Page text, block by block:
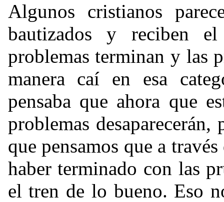
Algunos cristianos
bautizados y reciben
problemas terminan y las
manera caí en esa
pensaba que ahora que
problemas
que pensamos que a
haber terminado con las
el tren de lo bueno. Eso